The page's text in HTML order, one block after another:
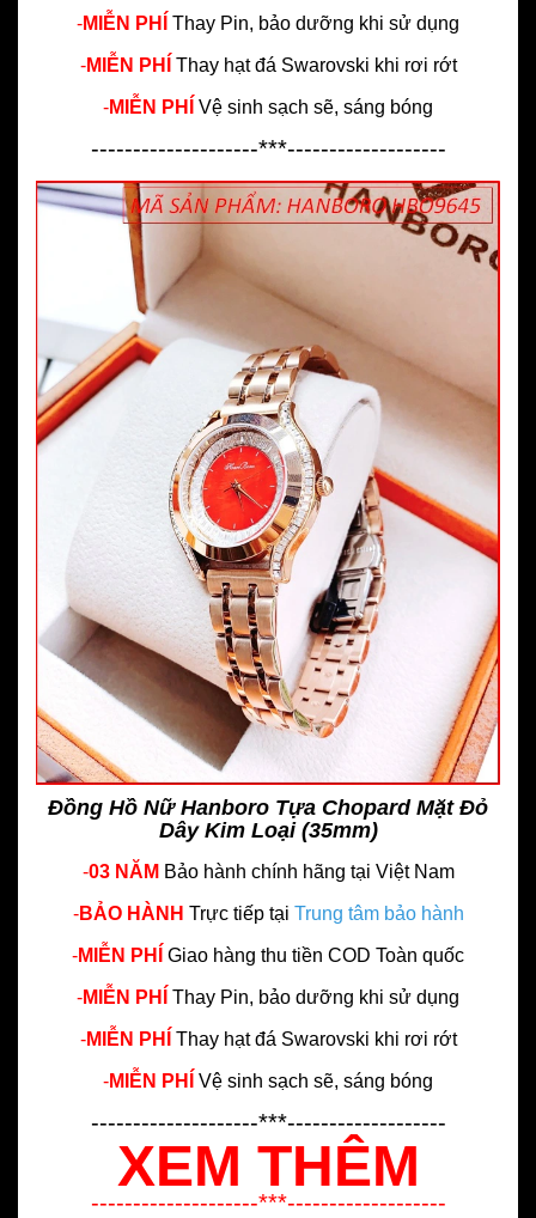
-MIỄN PHÍ Thay Pin, bảo dưỡng khi sử dụng
-MIỄN PHÍ Thay hạt đá Swarovski khi rơi rớt
-MIỄN PHÍ Vệ sinh sạch sẽ, sáng bóng
--------------------***-------------------
Đồng Hồ Nữ Hanboro Tựa Chopard Mặt Đỏ
Dây Kim Loại (35mm)
-03 NĂM Bảo hành chính hãng tại Việt Nam
-BẢO HÀNH Trực tiếp tại Trung tâm bảo hành
-MIỄN PHÍ Giao hàng thu tiền COD Toàn quốc
-MIỄN PHÍ Thay Pin, bảo dưỡng khi sử dụng
-MIỄN PHÍ Thay hạt đá Swarovski khi rơi rớt
-MIỄN PHÍ Vệ sinh sạch sẽ, sáng bóng
--------------------***-------------------
XEM THÊM
--------------------***-------------------